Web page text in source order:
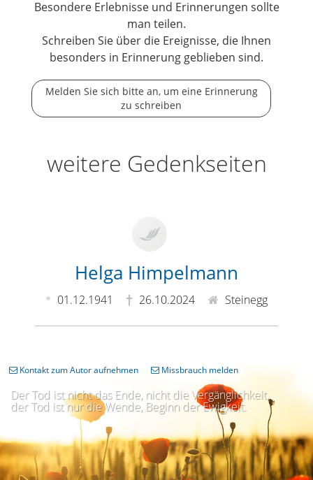
Besondere Erlebnisse und Erinnerungen sollte
man teilen.
Schreiben Sie über die Ereignisse, die Ihnen
besonders in Erinnerung geblieben sind.
Melden Sie sich bitte an, um eine Erinnerung
zu schreiben
weitere Gedenkseiten
Helga Himpelmann
01.12.1941 26.10.2024 Steinegg
Der Tod ist nicht das Ende, nicht die Vergänglichkeit,
der Tod ist nur die Wende, Beginn der Ewigkeit.
Kontakt zum Autor aufnehmen Missbrauch melden